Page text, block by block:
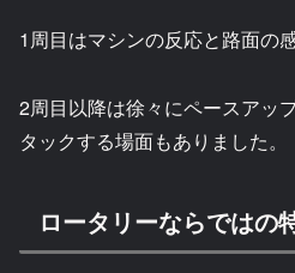
1周目はマシンの反応と路面の
2周目以降は徐々にペースアッ
タックする場面もありました。
ロータリーならではの